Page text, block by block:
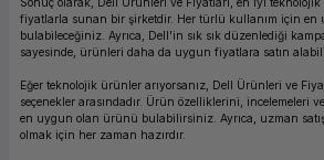
fiyatlarla sunan bir şirketdir. Her türlü kullanım için en
bulabileceğiniz. Ayrıca, Dell'in sık sık düzenlediği
sayesinde, ürünleri daha da uygun fiyatlara satın
Eğer teknolojik ürünler arıyorsanız, Dell Ürünleri ve
seçenekler arasındadır. Ürün özelliklerini, incelemeleri
en uygun olan ürünü bulabilirsiniz. Ayrıca, uzman satış
olmak için her zaman hazırdır.